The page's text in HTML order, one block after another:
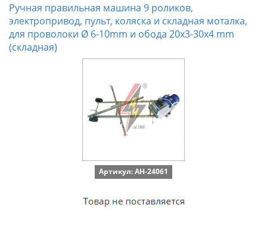
Ручная правильная машина 9 роликов,
электропривод, пульт, коляска и складная моталка,
для проволоки Ø 6-10mm и обода 20x3-30x4 mm
(складная)
Артикул: AH-24061